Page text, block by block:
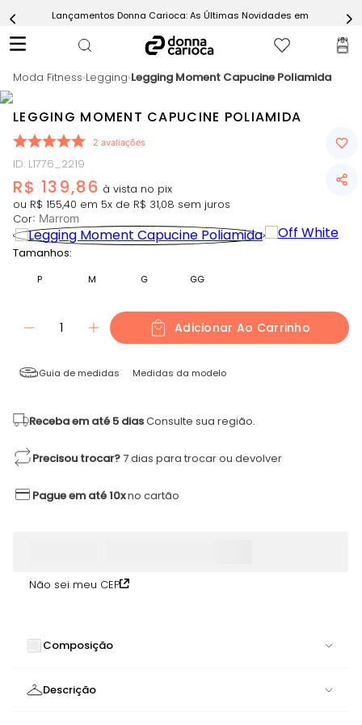
Lançamentos Donna Carioca: As Últimas Novidades em Moda
Moda Fitness Legging Legging Moment Capucine Poliamida
LEGGING MOMENT CAPUCINE POLIAMIDA
2 avaliações
ID: L1776_2219
R$ 139,86
ou R$ 155,40 em 5x de R$ 31,08 sem juros
Cor: Marrom
Tamanhos:
P M G GG
1 Adicionar Ao Carrinho
Guia de medidas Medidas da modelo
Receba em até 5 diasConsulte sua região.
Precisou trocar?7 dias para trocar ou devolver
Pague em até 10xno cartão
Não sei meu CEP
Composição
Descrição
Calça
Epic Vermelho
7º Conjunto
9º
Ultimate Rosa
10ºChallenge Azul